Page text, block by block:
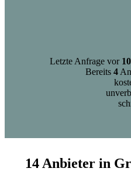
Letzte Anfrage vor
Bereits 4
14 Anbieter in